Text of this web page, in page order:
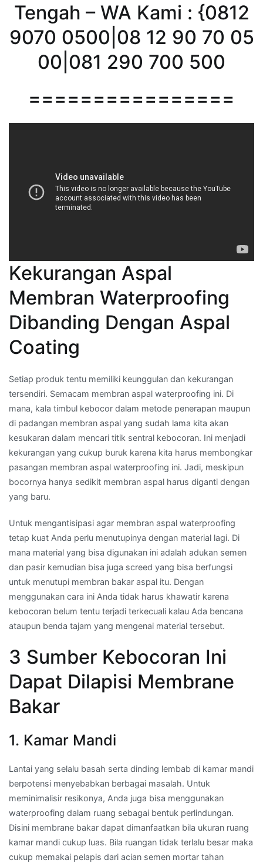
Tengah – WA Kami : {0812
9070 0500|08 12 90 70 05
00|081 290 700 500
================
Kekurangan Aspal
Membran Waterproofing
Dibanding Dengan Aspal
Coating
Setiap produk tentu memiliki keunggulan dan kekurangan
tersendiri. Semacam membran aspal waterproofing ini. Di
mana, kala timbul kebocor dalam metode penerapan maupun
di padangan membran aspal yang sudah lama kita akan
kesukaran dalam mencari titik sentral kebocoran. Ini menjadi
kekurangan yang cukup buruk karena kita harus membongkar
pasangan membran aspal waterproofing ini. Jadi, meskipun
bocornya hanya sedikit membran aspal harus diganti dengan
yang baru.
Untuk mengantisipasi agar membran aspal waterproofing
tetap kuat Anda perlu menutupinya dengan material lagi. Di
mana material yang bisa digunakan ini adalah adukan semen
dan pasir kemudian bisa juga screed yang bisa berfungsi
untuk menutupi membran bakar aspal itu. Dengan
menggunakan cara ini Anda tidak harus khawatir karena
kebocoran belum tentu terjadi terkecuali kalau Ada bencana
ataupun benda tajam yang mengenai material tersebut.
3 Sumber Kebocoran Ini
Dapat Dilapisi Membrane
Bakar
1. Kamar Mandi
Lantai yang selalu basah serta dinding lembab di kamar mandi
berpotensi menyebabkan berbagai masalah. Untuk
meminimalisir resikonya, Anda juga bisa menggunakan
waterproofing dalam ruang sebagai bentuk perlindungan.
Disini membrane bakar dapat dimanfaatkan bila ukuran ruang
kamar mandi cukup luas. Bila ruangan tidak terlalu besar maka
cukup memakai pelapis dari acian semen mortar tahan